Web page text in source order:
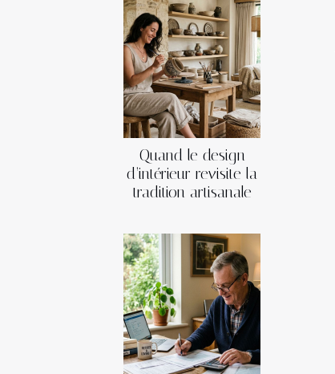
Quand le design
d’intérieur revisite la
tradition artisanale